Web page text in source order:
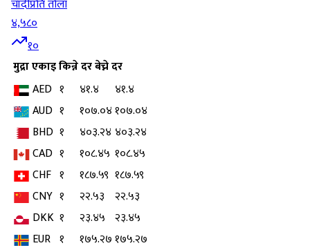
चाँदीप्रति तोला
४,५८०
१०
मुद्राएकाइकिन्ने दरबेच्ने दर
AED १ ४१.४
४१.४
AUD १ १०७.०४१०७.०४
BHD १ ४०३.२४ ४०३.२४
CAD १ १०८.४५ १०८.४५
CHF १ १८७.५९ १८७.५९
CNY १ २२.५३
२२.५३
DKK १ २३.४५ २३.४५
EUR १ १७५.२७१७५.२७